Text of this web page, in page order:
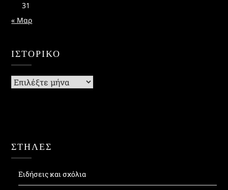
31
« Μαρ
ΙΣΤΟΡΙΚΌ
Ιστορικό
ΣΤΗΛΕΣ
Ειδήσεις και σχόλια